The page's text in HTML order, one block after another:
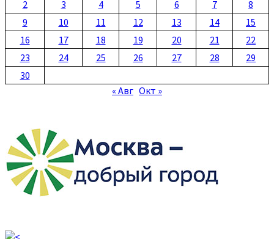
2
3 4 5 6 7
8
9
10 11 12 13 14
15
16
17 18 19 20 21
22
23
24 25 26 27 28
29
30
« Авг Окт »